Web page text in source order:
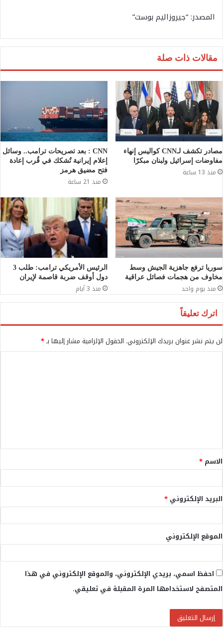
المصدر: “جيروزاليم بوست”
مقالات ذات صلة
مصادر تكشف لـCNN كواليس إنهاء
مفاوضات إسرائيل ولبنان مبكرًا
منذ 13 ساعة
CNN : بعد تصريحات ترامب.. وسائل
إعلام إيرانية تُشكك في قُرب إعادة
فتح مضيق هرمز
منذ 21 ساعة
سوريا ترفع جاهزية الجيش وسط
مخاوف من هجمات فصائل عراقية
منذ يوم واحد
الرئيس الأمريكي ترامب: طلب 3
دول أوقف ضربة قاصمة لإيران
منذ 3 أيام
اترك تعليقاً
لن يتم نشر عنوان بريدك الإلكتروني. الحقول الإلزامية مشار إليها بـ*
ق
*
الاسم *
البريد الإلكتروني *
الموقع الإلكتروني
احفظ اسمي، بريدي الإلكتروني، والموقع الإلكتروني في هذا
المتصفح لاستخدامها المرة المقبلة في تعليقي.